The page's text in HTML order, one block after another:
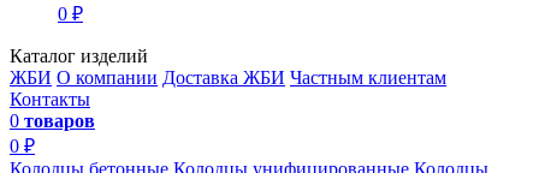
0 ₽
Каталог изделий
ЖБИ О компании Доставка ЖБИ Частным клиентам
Контакты
0 товаров
0 ₽
Колодцы бетонные Колодцы унифицированные Колодцы